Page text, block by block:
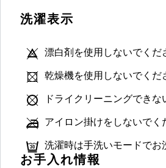
洗濯表示
漂白剤を使用しないでくだ
乾燥機を使用しないでくだ
ドライクリーニングできな
アイロン掛けをしないでく
洗濯時は手洗いモードでお
お手入れ情報